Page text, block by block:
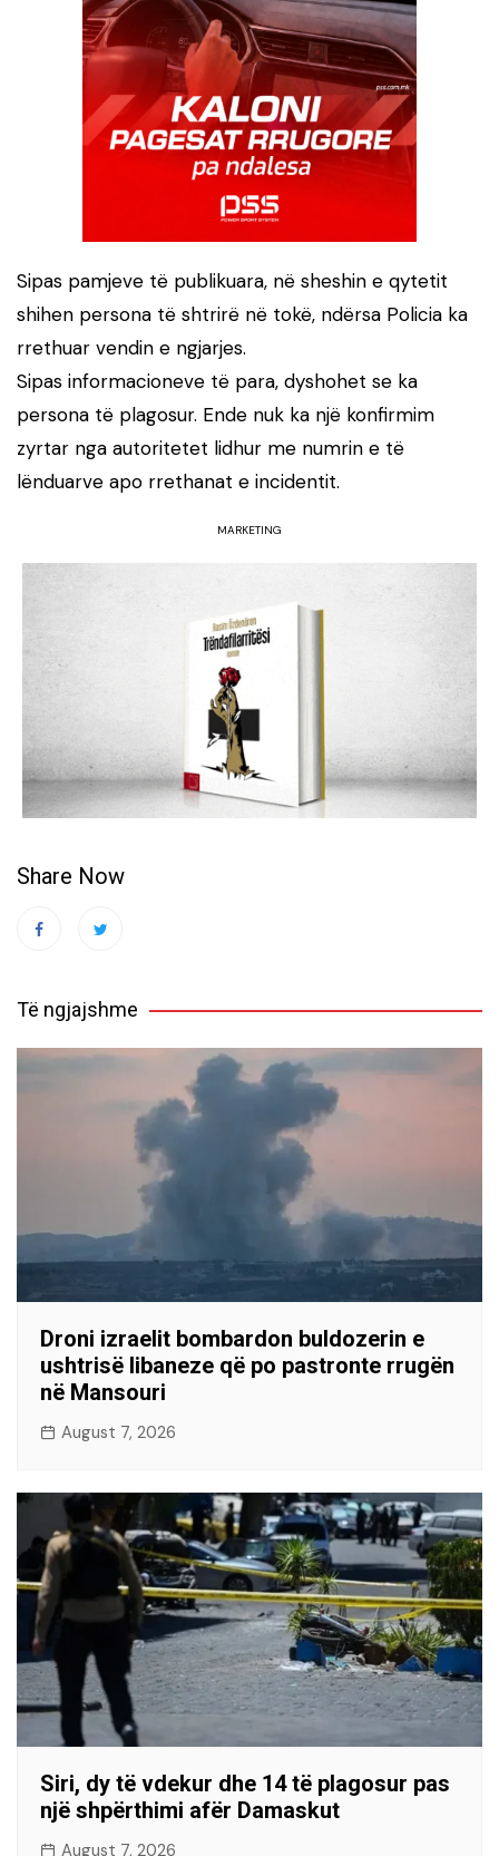
Sipas pamjeve të publikuara, në sheshin e qytetit
shihen persona të shtrirë në tokë, ndërsa Policia ka
rrethuar vendin e ngjarjes.
Sipas informacioneve të para, dyshohet se ka
persona të plagosur. Ende nuk ka një konfirmim
zyrtar nga autoritetet lidhur me numrin e të
lënduarve apo rrethanat e incidentit.
MARKETING
Share Now
Të ngjajshme
Droni izraelit bombardon buldozerin e
ushtrisë libaneze që po pastronte rrugën
në Mansouri
August 7, 2026
Siri, dy të vdekur dhe 14 të plagosur pas
një shpërthimi afër Damaskut
August 7, 2026